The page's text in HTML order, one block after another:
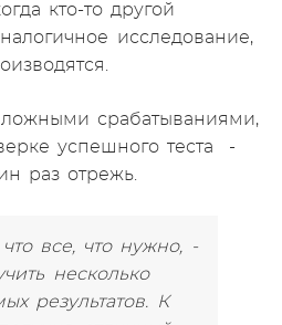
кто-то другой
исследование,
срабатываниями,
успешного теста -
раз отрежь.
все, что нужно, -
несколько
результатов. К